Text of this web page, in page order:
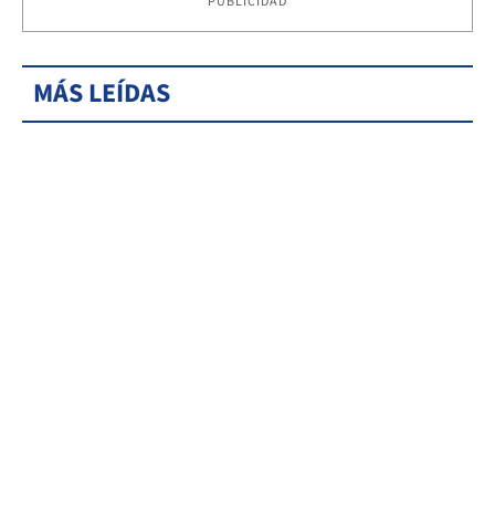
MÁS LEÍDAS